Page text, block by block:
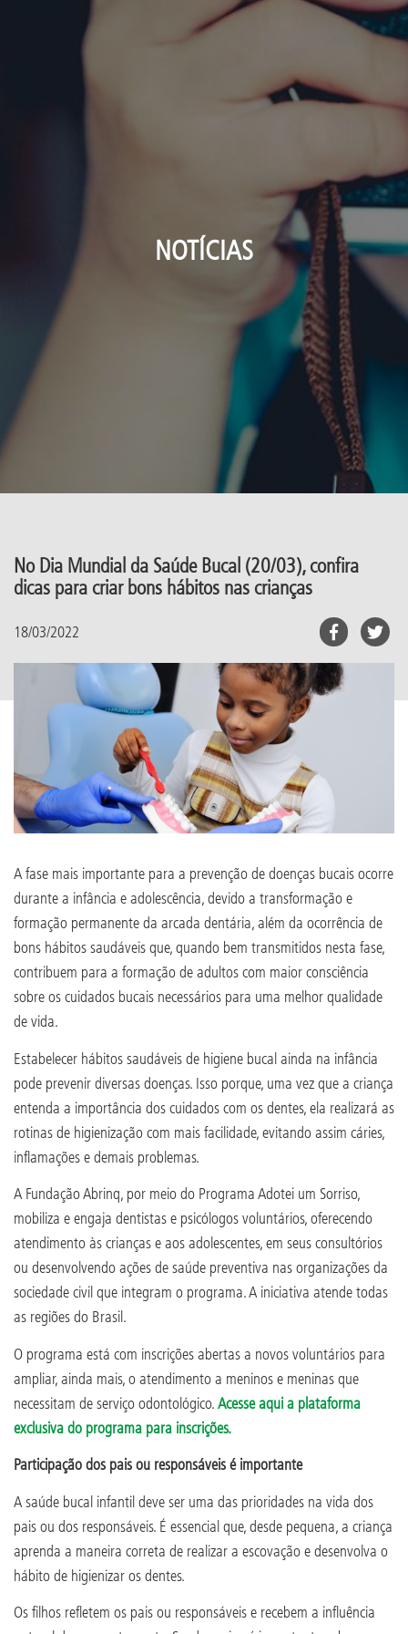
NOTÍCIAS
No Dia Mundial da Saúde Bucal (20/03), confira
dicas para criar bons hábitos nas crianças
18/03/2022
A fase mais importante para a prevenção de doenças bucais ocorre
durante a infância e adolescência, devido a transformação e
formação permanente da arcada dentária, além da ocorrência de
bons hábitos saudáveis que, quando bem transmitidos nesta fase,
contribuem para a formação de adultos com maior consciência
sobre os cuidados bucais necessários para uma melhor qualidade
de vida.
Estabelecer hábitos saudáveis de higiene bucal ainda na infância
pode prevenir diversas doenças. Isso porque, uma vez que a criança
entenda a importância dos cuidados com os dentes, ela realizará as
rotinas de higienização com mais facilidade, evitando assim cáries,
inflamações e demais problemas.
A Fundação Abrinq, por meio do Programa Adotei um Sorriso,
mobiliza e engaja dentistas e psicólogos voluntários, oferecendo
atendimento às crianças e aos adolescentes, em seus consultórios
ou desenvolvendo ações de saúde preventiva nas organizações da
sociedade civil que integram o programa. A iniciativa atende todas
as regiões do Brasil.
O programa está com inscrições abertas a novos voluntários para
ampliar, ainda mais, o atendimento a meninos e meninas que
necessitam de serviço odontológico.Acesse aqui a plataforma
exclusiva do programa para inscrições.
Participação dos pais ou responsáveis é importante
A saúde bucal infantil deve ser uma das prioridades na vida dos
pais ou dos responsáveis. É essencial que, desde pequena, a criança
aprenda a maneira correta de realizar a escovação e desenvolva o
hábito de higienizar os dentes.
Os filhos refletem os pais ou responsáveis e recebem a influência